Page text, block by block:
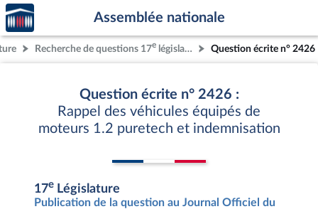
Aller au contenu
Aller en bas de la page
Accèder
à la
page
d'accueil
Assemblée nationale
Recherche de questions 17e législature Question écrite n° 2426
Question écrite n° 2426 :
Rappel des véhicules équipés de
moteurs 1.2 puretech et indemnisation
17e Législature
Publication de la question au Journal Officiel du